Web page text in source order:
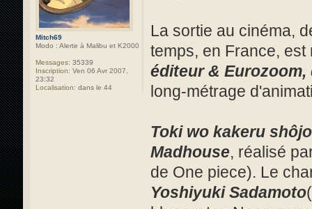
Mitch69
Modo : Alerte à Malibu et K2000
Messages: 35339
Inscription: Ven 06 Avr 2007,
23:32
Localisation: dans le 44
La sortie au cinéma,
temps, en France,
éditeur &
long-métrage
Toki wo kakeru
Madhouse, réalisé
de One piece). Le
Yoshiyuki Sadamoto